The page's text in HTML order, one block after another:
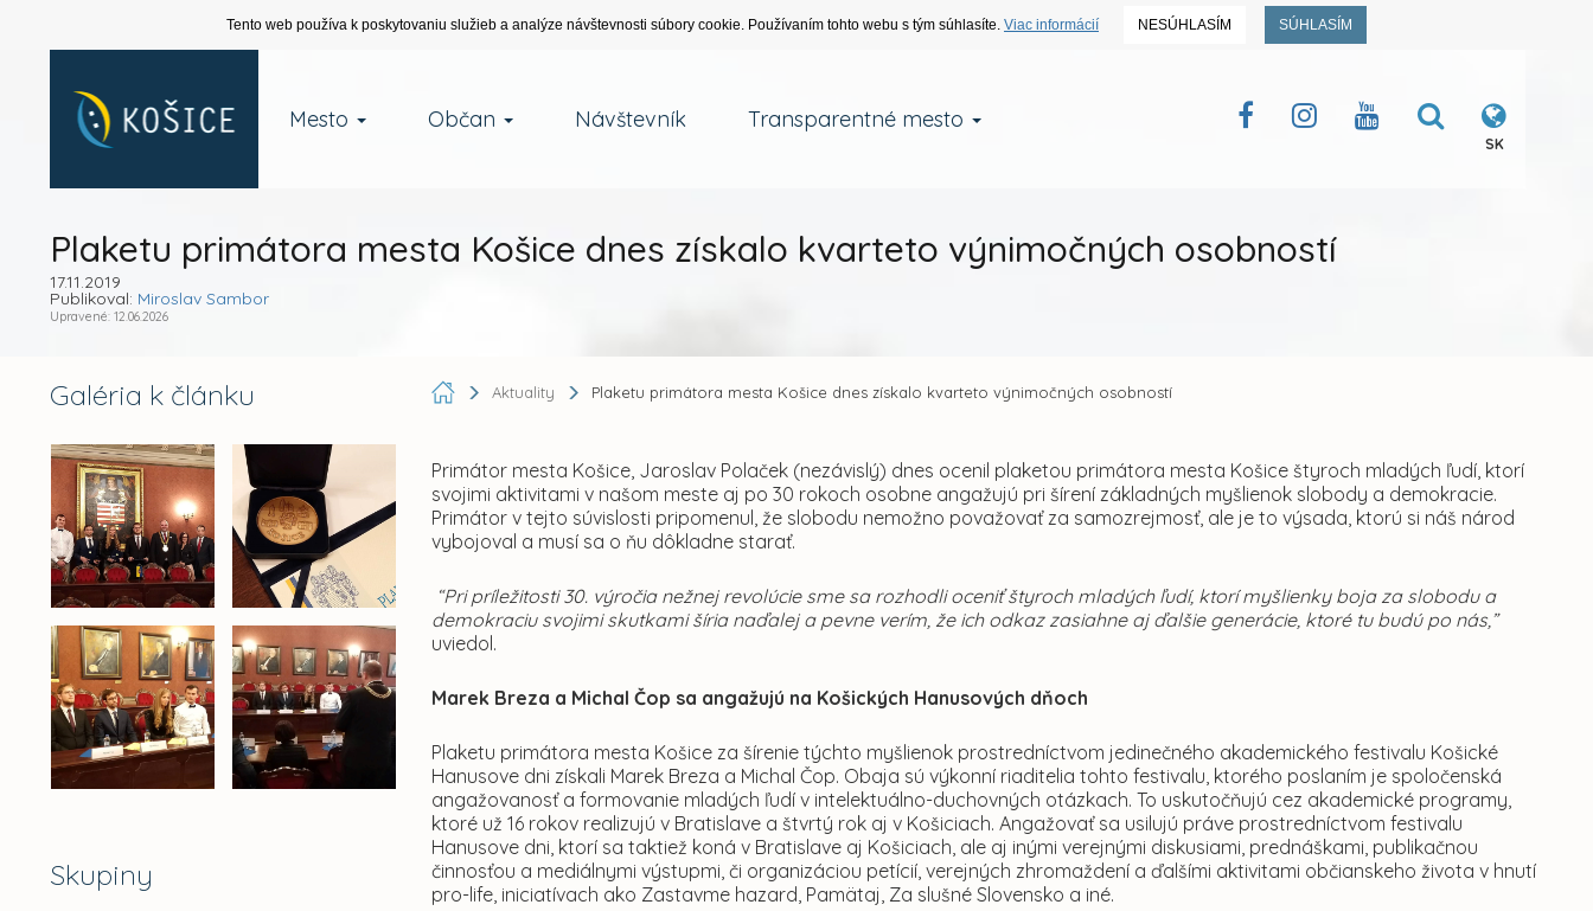
Tento web používa k poskytovaniu služieb a analýze návštevnosti súbory cookie. Používaním tohto webu s tým súhlasíte. Viac informácií NESÚHLASÍM SÚHLASÍM
Mesto Občan Návštevník Transparentné mesto
SK
Plaketu primátora mesta Košice dnes získalo kvarteto výnimočných osobností
17.11.2019
Publikoval: Miroslav Sambor
Upravené: 12.06.2026
Galéria k článku
Skupiny
Aktuality Plaketu primátora mesta Košice dnes získalo kvarteto výnimočných osobností
Primátor mesta Košice, Jaroslav Polaček (nezávislý) dnes ocenil plaketou primátora mesta Košice štyroch mladých ľudí, ktorí
svojimi aktivitami v našom meste aj po 30 rokoch osobne angažujú pri šírení základných myšlienok slobody a demokracie.
Primátor v tejto súvislosti pripomenul, že slobodu nemožno považovať za samozrejmosť, ale je to výsada, ktorú si náš národ
vybojoval a musí sa o ňu dôkladne starať.
“Pri príležitosti 30. výročia nežnej revolúcie sme sa rozhodli oceniť štyroch mladých ľudí, ktorí myšlienky boja za slobodu a
demokraciu svojimi skutkami šíria naďalej a pevne verím, že ich odkaz zasiahne aj ďalšie generácie, ktoré tu budú po nás,”
uviedol.
Marek Breza a Michal Čop sa angažujú na Košických Hanusových dňoch
Plaketu primátora mesta Košice za šírenie týchto myšlienok prostredníctvom jedinečného akademického festivalu Košické
Hanusove dni získali Marek Breza a Michal Čop. Obaja sú výkonní riaditelia tohto festivalu, ktorého poslaním je spoločenská
angažovanosť a formovanie mladých ľudí v intelektuálno-duchovných otázkach. To uskutočňujú cez akademické programy,
ktoré už 16 rokov realizujú v Bratislave a štvrtý rok aj v Košiciach. Angažovať sa usilujú práve prostredníctvom festivalu
Hanusove dni, ktorí sa taktiež koná v Bratislave aj Košiciach, ale aj inými verejnými diskusiami, prednáškami, publikačnou
činnosťou a mediálnymi výstupmi, či organizáciou petícií, verejných zhromaždení a ďalšími aktivitami občianskeho života v hnutí
pro-life, iniciatívach ako Zastavme hazard, Pamätaj, Za slušné Slovensko a iné.